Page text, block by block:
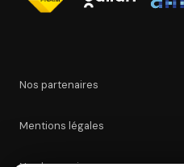
Nos partenaires
Mentions légales